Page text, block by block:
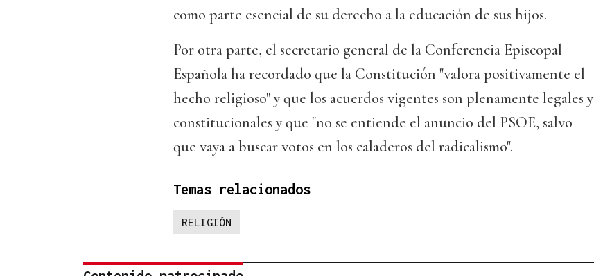
como parte esencial de su derecho a la educación de sus hijos.
Por otra parte, el secretario general de la Conferencia Episcopal
Española ha recordado que la Constitución "valora positivamente el
hecho religioso" y que los acuerdos vigentes son plenamente legales y
constitucionales y que "no se entiende el anuncio del PSOE, salvo
que vaya a buscar votos en los caladeros del radicalismo".
Temas relacionados
RELIGIÓN